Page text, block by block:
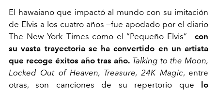
El hawaiano que impactó al mundo con su imitación
de Elvis a los cuatro años —fue apodado por el diario
The New York Times como el “Pequeño Elvis”— con
su vasta trayectoria se ha convertido en un artista
que recoge éxitos año tras año. Talking to the Moon,
Locked Out of Heaven, Treasure, 24K Magic, entre
otras, son canciones de su repertorio que lo